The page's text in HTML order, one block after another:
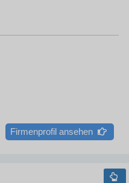
Firmenprofil ansehen